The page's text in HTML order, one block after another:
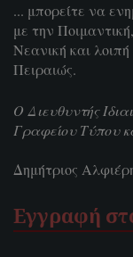
... μπορείτε να
με την
Νεανική και
Πειραιώς.
Ο Διευθυντής
Γραφείου Τύπου
Δημήτριος
Εγγραφή